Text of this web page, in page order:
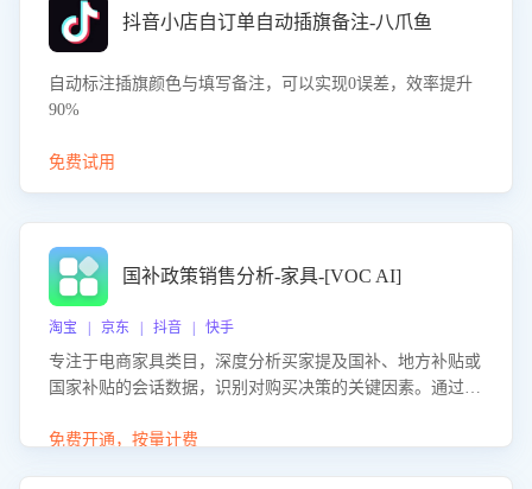
抖音小店自订单自动插旗备注-八爪鱼
自动标注插旗颜色与填写备注，可以实现0误差，效率提升
90%
免费试用
国补政策销售分析-家具-[VOC AI]
淘宝 | 京东 | 抖音 | 快手
专注于电商家具类目，深度分析买家提及国补、地方补贴或
国家补贴的会话数据，识别对购买决策的关键因素。通过AI
化策略，助力商家利用国补政策提升GMV。
免费开通，按量计费